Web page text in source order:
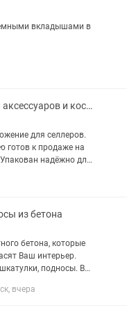
вкладышами в
Шкатулки для аксессуаров и косметики
для селлеров.
готов к продаже на
надёжно для
из бетона
бетона, которые
Ваш интерьер.
подносы. Все
вчера